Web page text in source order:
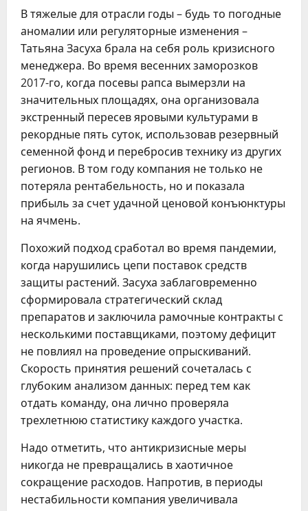
В тяжелые для отрасли годы – будь то погодные
аномалии или регуляторные изменения –
Татьяна Засуха брала на себя роль кризисного
менеджера. Во время весенних заморозков
2017-го, когда посевы рапса вымерзли на
значительных площадях, она организовала
экстренный пересев яровыми культурами в
рекордные пять суток, использовав резервный
семенной фонд и перебросив технику из других
регионов. В том году компания не только не
потеряла рентабельность, но и показала
прибыль за счет удачной ценовой конъюнктуры
на ячмень.
Похожий подход сработал во время пандемии,
когда нарушились цепи поставок средств
защиты растений. Засуха заблаговременно
сформировала стратегический склад
препаратов и заключила рамочные контракты с
несколькими поставщиками, поэтому дефицит
не повлиял на проведение опрыскиваний.
Скорость принятия решений сочеталась с
глубоким анализом данных: перед тем как
отдать команду, она лично проверяла
трехлетнюю статистику каждого участка.
Надо отметить, что антикризисные меры
никогда не превращались в хаотичное
сокращение расходов. Напротив, в периоды
нестабильности компания увеличивала